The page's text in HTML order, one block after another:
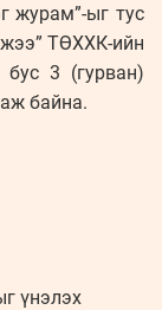
журам”-ыг тус
ТӨХХК-ийн
бус 3 (гурван)
байна.
үнэлэх